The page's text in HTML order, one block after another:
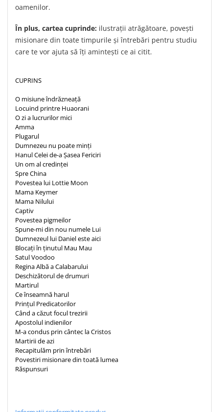
Despre afaceri
Leadership
Mediu
Sanatate / nutritie
oamenilor.
În plus, cartea cuprinde: ilustrații atrăgătoare, povești
misionare din toate timpurile și întrebări pentru studiu
care te vor ajuta să îți amintești ce ai citit.
CUPRINS
O misiune îndrăzneață
Locuind printre Huaorani
O zi a lucrurilor mici
Amma
Plugarul
Dumnezeu nu poate minți
Hanul Celei de-a Șasea Fericiri
Un om al credinței
Spre China
Povestea lui Lottie Moon
Mama Keymer
Mama Nilului
Captiv
Povestea pigmeilor
Spune-mi din nou numele Lui
Dumnezeul lui Daniel este aici
Blocați în ținutul Mau Mau
Satul Voodoo
Regina Albă a Calabarului
Deschizătorul de drumuri
Martirul
Ce înseamnă harul
Prințul Predicatorilor
Când a căzut focul trezirii
Apostolul indienilor
M-a condus prin cântec la Cristos
Martirii de azi
Recapitulăm prin întrebări
Povestiri misionare din toată lumea
Răspunsuri